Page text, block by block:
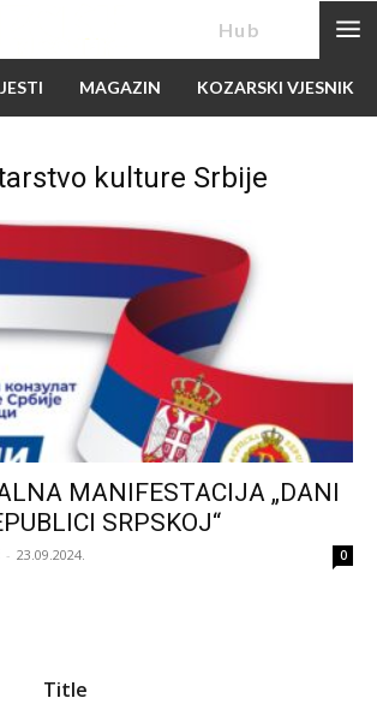
Hub
MAGAZIN KOZARSKI VJESNIK
kulture Srbije
MANIFESTACIJA „DANI
SRPSKOJ“
- 23.09.2024. 0
Title